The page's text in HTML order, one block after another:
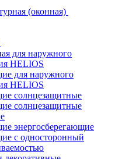
(оконная)
для наружного
HELIOS
для наружного
HELIOS
солнцезащитные
солнцезащитные
энергосберегающие
с односторонный